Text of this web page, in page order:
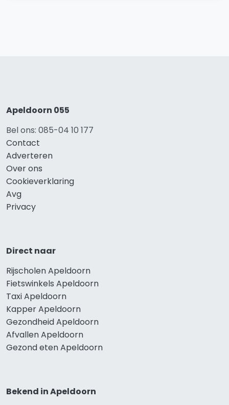
Apeldoorn 055
Bel ons: 085-04 10 177
Contact
Adverteren
Over ons
Cookieverklaring
Avg
Privacy
Direct naar
Rijscholen Apeldoorn
Fietswinkels Apeldoorn
Taxi Apeldoorn
Kapper Apeldoorn
Gezondheid Apeldoorn
Afvallen Apeldoorn
Gezond eten Apeldoorn
Bekend in Apeldoorn